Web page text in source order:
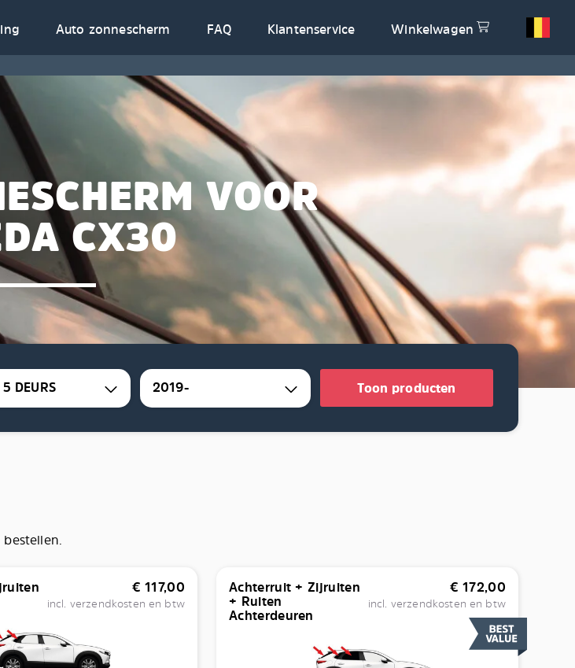
Auto zonnescherm FAQ Klantenservice Winkelwagen
VOOR
CX30
5 DEURS 2019- Toon producten
€ 117,00
incl. verzendkosten en btw
Achterruit + Zijruiten
+ Ruiten
Achterdeuren
€ 172,00
incl. verzendkosten en btw